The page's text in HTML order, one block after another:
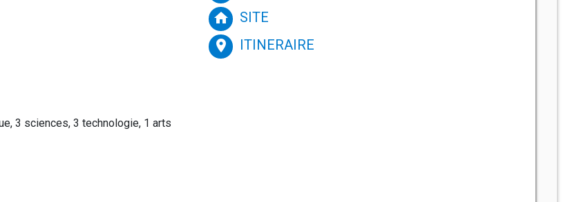
3 sciences, 3 technologie, 1 arts
home
SITE
place
ITINERAIRE